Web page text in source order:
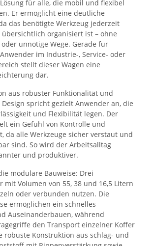
für alle, die mobil und flexibel
Er ermöglicht eine deutliche
das benötigte Werkzeug jederzeit
organisiert ist – ohne
unnötige Wege. Gerade für
im Industrie-, Service- oder
stellt dieser Wagen eine
dar.
aus robuster Funktionalität und
spricht gezielt Anwender an, die
und Flexibilität legen. Der
ein Gefühl von Kontrolle und
da alle Werkzeuge sicher verstaut und
sind. So wird der Arbeitsalltag
und produktiver.
modulare Bauweise: Drei
mit Volumen von 55, 38 und 16,5 Litern
oder verbunden nutzen. Die
ermöglichen ein schnelles
Auseinanderbauen, während
den Transport einzelner Koffer
robuste Konstruktion aus schlag- und